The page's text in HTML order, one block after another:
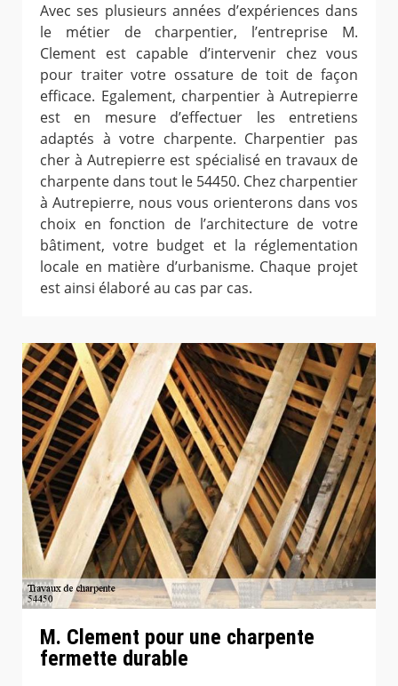
Avec ses plusieurs années d’expériences dans
le métier de charpentier, l’entreprise M.
Clement est capable d’intervenir chez vous
pour traiter votre ossature de toit de façon
efficace. Egalement, charpentier à Autrepierre
est en mesure d’effectuer les entretiens
adaptés à votre charpente. Charpentier pas
cher à Autrepierre est spécialisé en travaux de
charpente dans tout le 54450. Chez charpentier
à Autrepierre, nous vous orienterons dans vos
choix en fonction de l’architecture de votre
bâtiment, votre budget et la réglementation
locale en matière d’urbanisme. Chaque projet
est ainsi élaboré au cas par cas.
M. Clement pour une charpente
fermette durable